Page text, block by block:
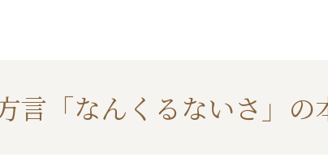
言「なんくるないさ」の